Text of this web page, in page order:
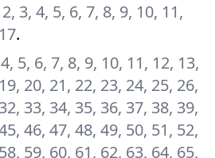
3, 4, 5, 6, 7, 8, 9, 10, 11,
.
5, 6, 7, 8, 9, 10, 11, 12, 13,
20, 21, 22, 23, 24, 25, 26,
33, 34, 35, 36, 37, 38, 39,
46, 47, 48, 49, 50, 51, 52,
59, 60, 61, 62, 63, 64, 65,